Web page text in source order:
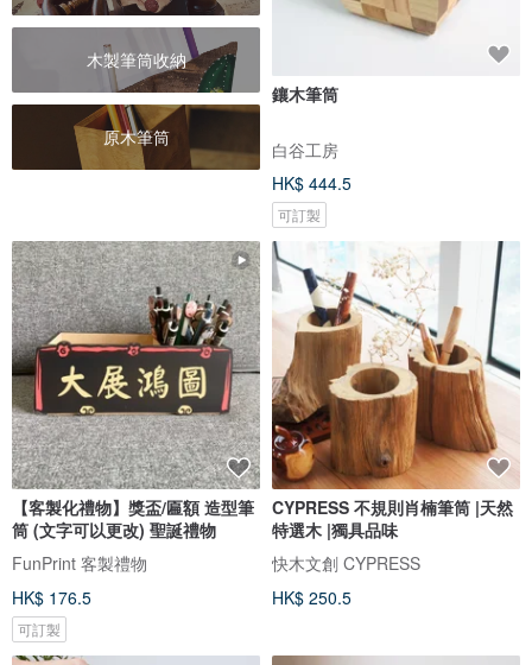
木製筆筒收納
原木筆筒
鑲木筆筒
白谷工房
HK$ 444.5
可訂製
【客製化禮物】獎盃/匾額 造型筆
筒 (文字可以更改) 聖誕禮物
FunPrint 客製禮物
HK$ 176.5
可訂製
CYPRESS 不規則肖楠筆筒 |天然
特選木 |獨具品味
快木文創 CYPRESS
HK$ 250.5